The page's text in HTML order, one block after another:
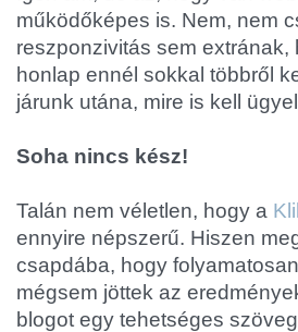
működőképes is. Nem, nem
reszponzivitás sem
honlap ennél sokkal többről
járunk utána, mire is kell
Soha nincs kész!
Talán nem véletlen, hogy a
ennyire népszerű. Hiszen
csapdába, hogy
mégsem jöttek az
blogot egy tehetséges